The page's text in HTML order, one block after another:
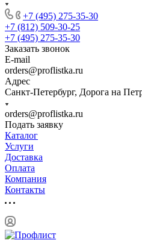
+7 (495) 275-35-30
+7 (812) 509-30-25
+7 (495) 275-35-30
Заказать звонок
E-mail
orders@proflistka.ru
Адрес
Санкт-Петербург, Дорога на
orders@proflistka.ru
Подать заявку
Каталог
Услуги
Доставка
Оплата
Компания
Контакты